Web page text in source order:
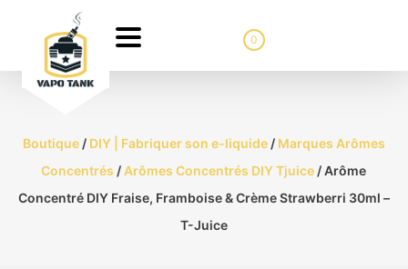
0
Boutique/ DIY | Fabriquer son e-liquide/ Marques Arômes
Concentrés / Arômes Concentrés DIY Tjuice / Arôme
Concentré DIY Fraise, Framboise & Crème Strawberri 30ml –
T-Juice